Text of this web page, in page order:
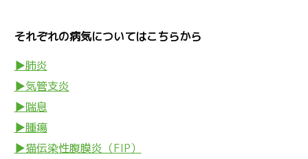
それぞれの病気についてはこちらから
▶肺炎
▶気管支炎
▶喘息
▶腫瘍
▶猫伝染性腹膜炎（FIP）